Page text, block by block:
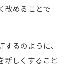
改めることで
るのように、
新しくすること